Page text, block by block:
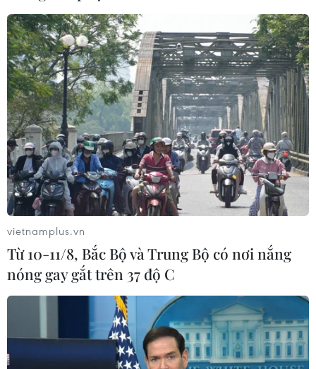
vietnamplus.vn
Từ 10-11/8, Bắc Bộ và Trung Bộ có nơi nắng
nóng gay gắt trên 37 độ C